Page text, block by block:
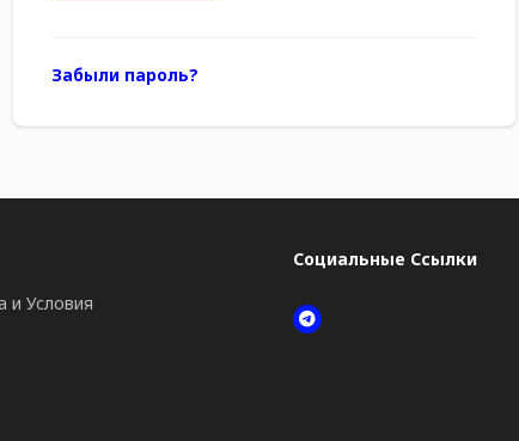
Забыли пароль?
и Условия
Социальные Ссылки